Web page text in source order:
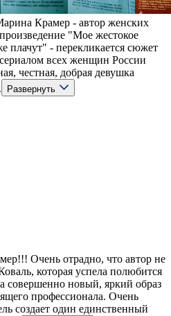
Крамер - автор женских
"Мое жестокое
плачут" - перекликается сюжет
всех женщин России
честная, добрая девушка
Развернуть
Очень отрадно, что автор не
которая успела полюбится
совершенно новый, яркий образ
профессионала. Очень
создает один единственный